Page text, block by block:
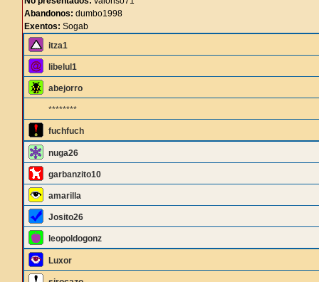
Abandonos: dumbo1998
Exentos: Sogab
itza1
libelul1
abejorro
********
fuchfuch
nuga26
garbanzito10
amarilla
Josito26
leopoldogonz
Luxor